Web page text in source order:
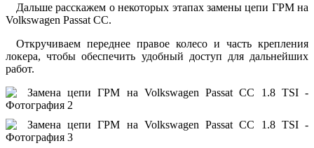
Дальше расскажем о некоторых этапах замены цепи ГРМ на
Volkswagen Passat CC.
Откручиваем переднее правое колесо и часть крепления
локера, чтобы обеспечить удобный доступ для дальнейших
работ.